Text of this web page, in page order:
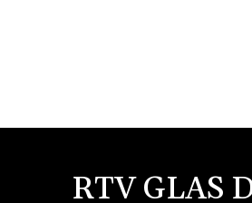
RTV GLAS